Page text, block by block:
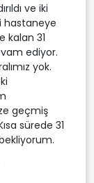
ve iki
hastaneye
kalan 31
ediyor.
yok.
geçmiş
sürede 31